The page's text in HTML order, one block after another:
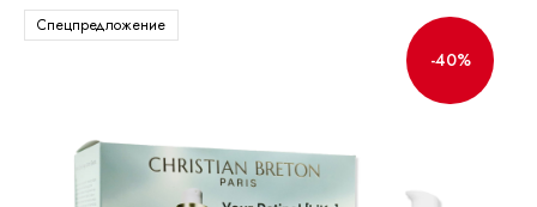
Спецпредложение
-40%